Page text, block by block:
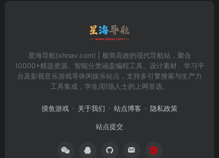
星海导航(xhnav.com) | 极简高效的现代导航站，聚合
10000+精选资源。智能分类涵盖编程工具、设计素材、学习平
台及影视音乐游戏等休闲娱乐站点，支持多引擎搜索与生产力
工具集成，学生/职场人士的上网首选。
摸鱼游戏 关于我们 站点博客 隐私政策
站点提交